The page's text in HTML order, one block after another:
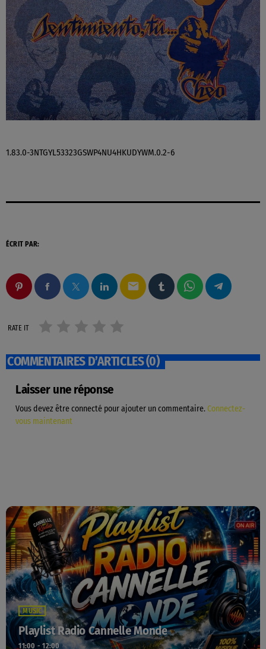
1.83.0-3NTGYL53323GSWP4NU4HKUDYWM.0.2-6
ÉCRIT PAR:
email
RATE IT
COMMENTAIRES D’ARTICLES (0)
Laisser une réponse
Vous devez être connecté pour ajouter un commentaire. Connectez-
vous maintenant
MUSIC
Playlist Radio Cannelle Monde
11:00 - 12:00